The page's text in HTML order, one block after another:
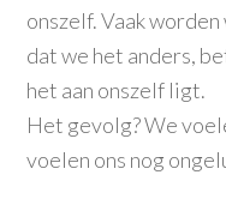
onszelf. Vaak
dat we het anders,
het aan onszelf ligt.
Het gevolg? We
voelen ons nog